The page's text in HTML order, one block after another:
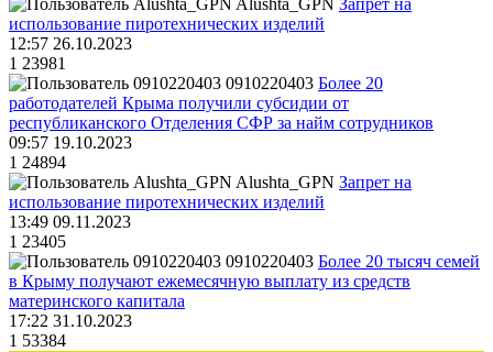
Alushta_GPN Запрет на
использование пиротехнических изделий
12:57 26.10.2023
1 23981
0910220403 Более 20
работодателей Крыма получили субсидии от
республиканского Отделения СФР за найм сотрудников
09:57 19.10.2023
1 24894
Alushta_GPN Запрет на
использование пиротехнических изделий
13:49 09.11.2023
1 23405
0910220403 Более 20 тысяч семей
в Крыму получают ежемесячную выплату из средств
материнского капитала
17:22 31.10.2023
1 53384